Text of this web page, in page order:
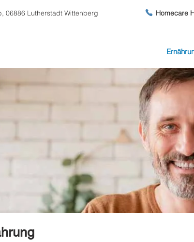
06886 Lutherstadt Wittenberg Homecare